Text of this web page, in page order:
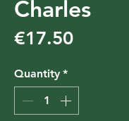
Charles
€17.50Price
Quantity *